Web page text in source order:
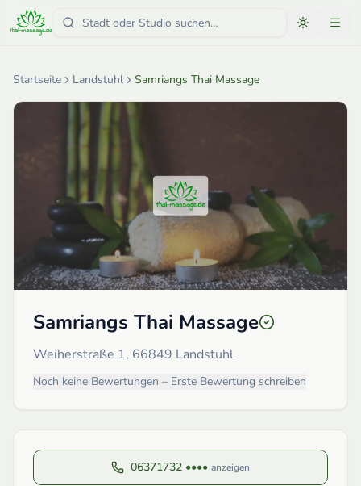
Startseite Landstuhl Samriangs Thai Massage
Samriangs Thai Massage
Weiherstraße 1, 66849 Landstuhl
Noch keine Bewertungen – Erste Bewertung schreiben
06371732 •••• anzeigen